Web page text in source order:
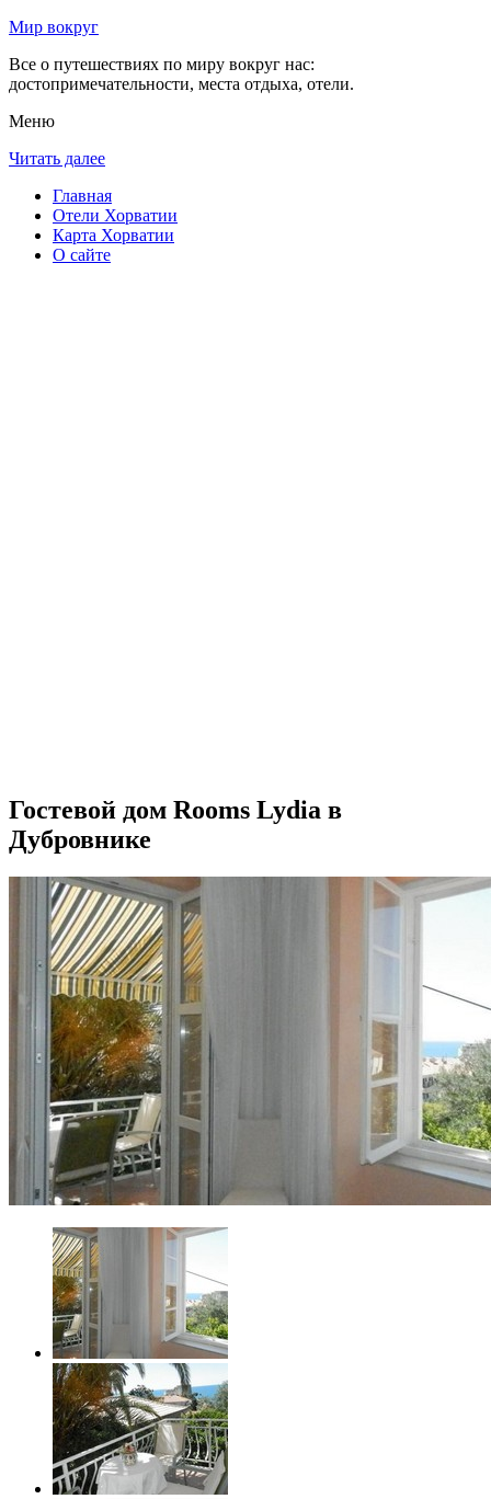
Мир вокруг
Все о путешествиях по миру вокруг нас:
достопримечательности, места отдыха, отели.
Меню
Читать далее
Главная
Отели Хорватии
Карта Хорватии
О сайте
Гостевой дом Rooms Lydia в
Дубровнике